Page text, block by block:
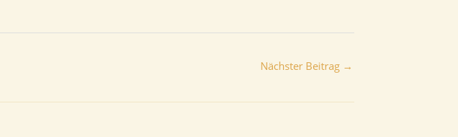
Nächster Beitrag →